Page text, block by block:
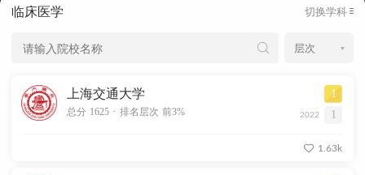
好学科排名采用的学科口径是国务院学位委员会、教育部颁布的《研究生教育学
对象是在该学科设有研究生学位授权点的所有高校，发布的是在该学科排名前
业学位类别，涉及超过500所高校的上万个学科点（查看排名方法）。
临床医学 切换学科
上海交通大学 1
总分 1625 . 排名层次 前3% 2022 1
1.63k